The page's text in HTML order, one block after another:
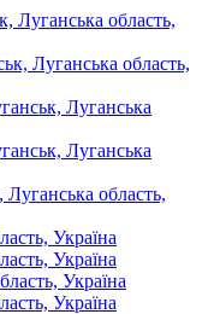
Луганська область,
Луганська область,
Луганська
Луганська
Луганська область,
Україна
Україна
Україна
Україна